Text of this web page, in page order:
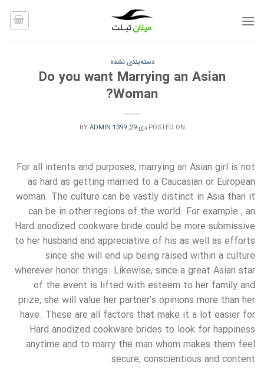
دسته‌بندی نشده
Do you want Marrying an Asian
Woman?
POSTED ON دی 29, 1399 BYADMIN
For all intents and purposes, marrying an Asian girl is not
as hard as getting married to a Caucasian or European
woman. The culture can be vastly distinct in Asia than it
can be in other regions of the world. For example , an
Hard anodized cookware bride could be more submissive
to her husband and appreciative of his as well as efforts
since she will end up being raised within a culture
wherever honor things. Likewise, since a great Asian star
of the event is lifted with esteem to her family and
prize, she will value her partner’s opinions more than her
have. These are all factors that make it a lot easier for
Hard anodized cookware brides to look for happiness
anytime and to marry the man whom makes them feel
secure, conscientious and content.